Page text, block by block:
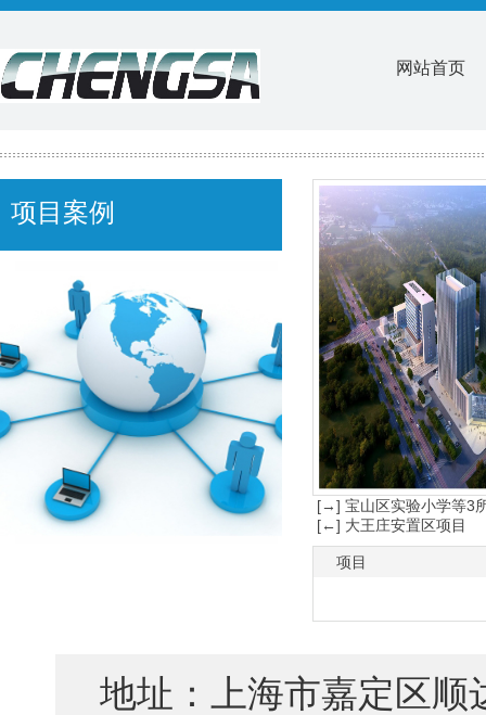
网站首页
项目案例
[→] 宝山区实验小学等3
[←] 大王庄安置区项目
项目
地址：上海市嘉定